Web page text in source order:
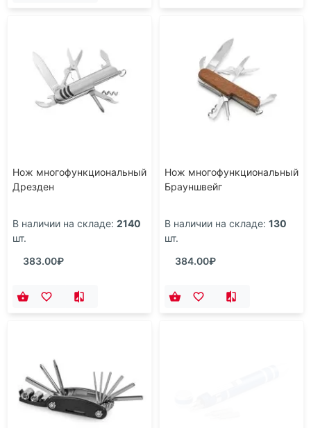
Нож многофункциональный
Дрезден
В наличии на складе: 2140
шт.
383.00₽
Нож многофункциональный
Брауншвейг
В наличии на складе: 130
шт.
384.00₽